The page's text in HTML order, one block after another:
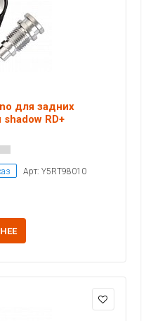
для задних
RD+
Арт: Y5RT98010